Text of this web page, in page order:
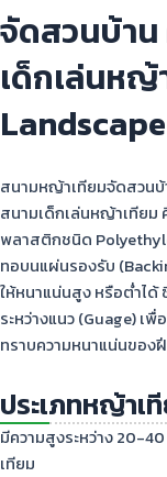
จัดสวนบ้าน
เด็กเล่นหญ้
สนามหญ้าเทียมจัดสวนบ้
สนามเด็กเล่นหญ้าเทียม
พลาสติกชนิด
ทอบนแผ่นรองรับ
ให้หนาแน่นสูง หรือต่ำได้
ระหว่างแนว (Guage) เ
ทราบความหนาแน่นของ
ประเภทหญ้าเ
มีความสูงระหว่าง 20-
เทียม